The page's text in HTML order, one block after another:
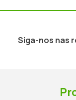
Siga-nos nas